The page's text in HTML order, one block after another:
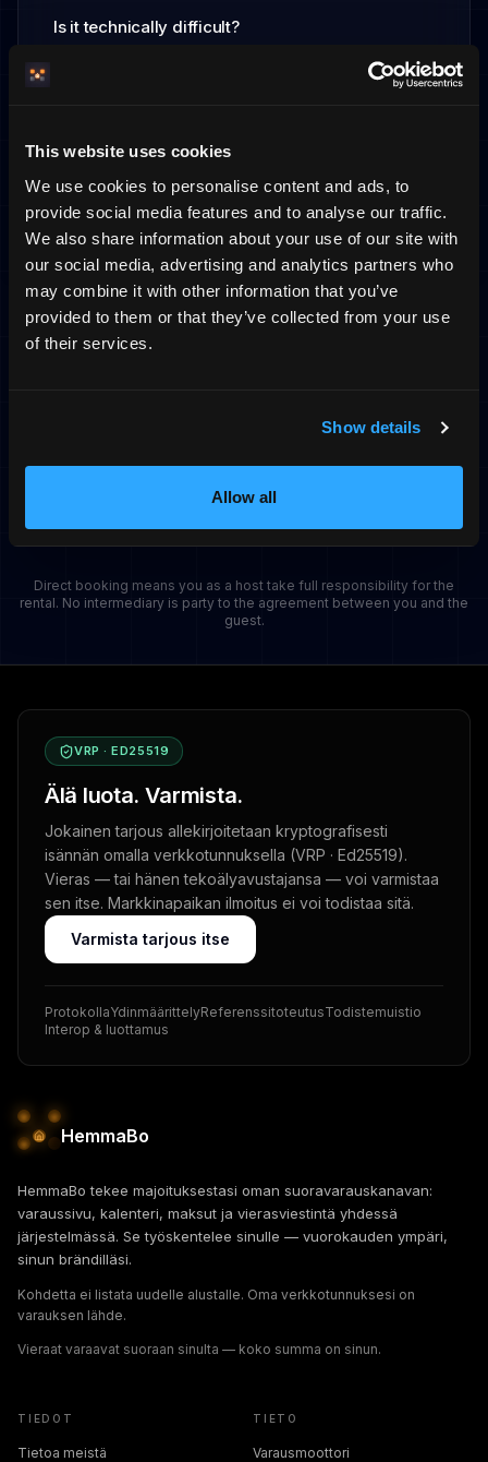
This website uses cookies
We use cookies to personalise content and ads, to
provide social media features and to analyse our traffic.
We also share information about your use of our site with
our social media, advertising and analytics partners who
may combine it with other information that you’ve
provided to them or that they’ve collected from your use
of their services.
Show details
Allow all
Is it technically difficult?
No. No coding required. You fill in forms, upload
images, and publish. About 10 minutes to get started.
What does it cost?
Fixed monthly fee, flat monthly fee. You know
exactly what you pay – no surprises.
Ready to own your guest
No commitment. Cancel when you want.
Direct booking means you as a host take full responsibility for the
rental. No intermediary is party to the agreement between you and the
guest.
VRP · ED25519
Älä luota. Varmista.
Jokainen tarjous allekirjoitetaan kryptografisesti
isännän omalla verkkotunnuksella (VRP · Ed25519).
Vieras — tai hänen tekoälyavustajansa — voi varmistaa
sen itse. Markkinapaikan ilmoitus ei voi todistaa sitä.
Varmista tarjous itse
ProtokollaYdinmäärittelyReferenssitoteutusTodistemuistio
Interop & luottamus
HemmaBo
HemmaBo tekee majoituksestasi oman suoravarauskanavan:
varaussivu, kalenteri, maksut ja vierasviestintä yhdessä
järjestelmässä. Se työskentelee sinulle — vuorokauden ympäri,
sinun brändilläsi.
Kohdetta ei listata uudelle alustalle. Oma verkkotunnuksesi on
varauksen lähde.
Vieraat varaavat suoraan sinulta — koko summa on sinun.
TIEDOT
Tietoa meistä
TIETO
Varausmoottori